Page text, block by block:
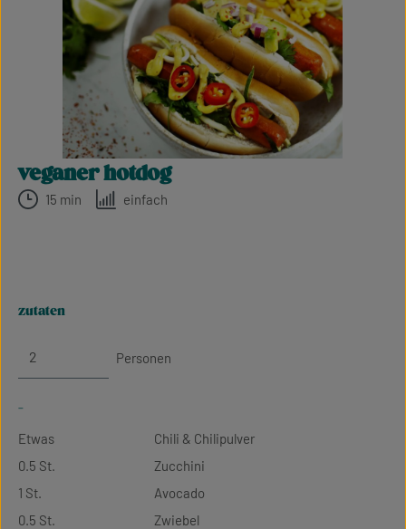
veganer hotdog
15 min einfach
zutaten
Personen
-
Etwas
Chili & Chilipulver
0.5 St.
Zucchini
1 St.
Avocado
0.5 St.
Zwiebel